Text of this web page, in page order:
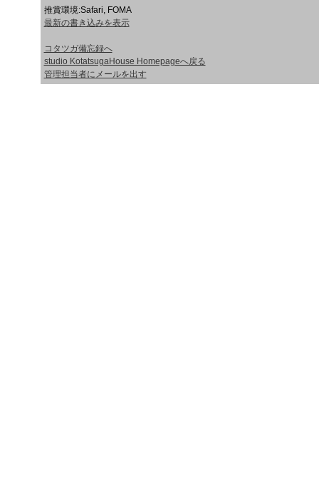
推賞環境:Safari, FOMA
最新の書き込みを表示
コタツガ備忘録へ
studio KotatsugaHouse Homepageへ戻る
管理担当者にメールを出す